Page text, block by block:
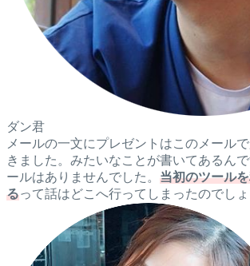
ダン君
メールの一文にプレゼントはこのメール
きました。みたいなことが書いてあるん
ールはありませんでした。 当初のツール
るって話はどこへ行ってしまったのでしょ